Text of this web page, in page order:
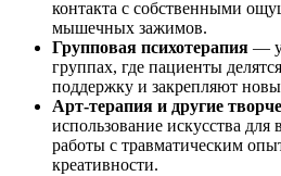
контакта с собственными
мышечных зажимов.
Групповая психотерапия —
группах, где пациенты
поддержку и закрепляют
Арт-терапия и другие
использование искусства
работы с травматическим
креативности.